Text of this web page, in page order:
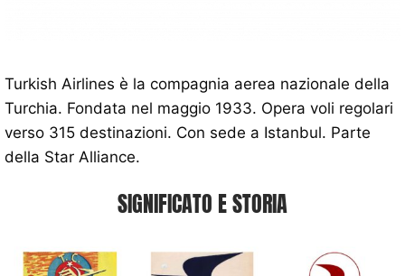
Turkish Airlines è la compagnia aerea nazionale della
Turchia. Fondata nel maggio 1933. Opera voli regolari
verso 315 destinazioni. Con sede a Istanbul. Parte
della Star Alliance.
SIGNIFICATO E STORIA